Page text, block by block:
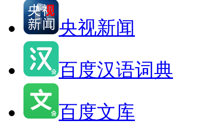
央视新闻
百度汉语词典
百度文库